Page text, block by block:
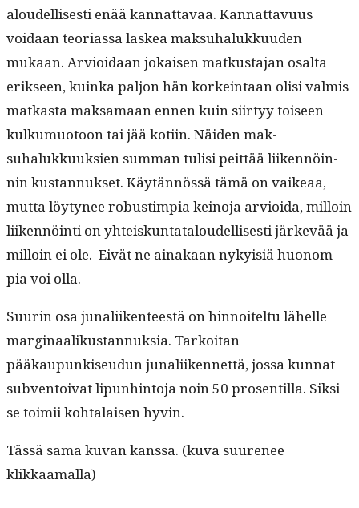
aloudel­lis­es­ti enää kan­nat­tavaa. Kan­nat­tavu­us
voidaan teo­ri­as­sa laskea mak­suhalukku­u­den
mukaan. Arvioidaan jokaisen matkus­ta­jan osalta
erik­seen, kuin­ka paljon hän korkein­taan olisi valmis
matkas­ta mak­samaan ennen kuin siir­tyy toiseen
kulku­muo­toon tai jää koti­in. Näi­den mak­
suhalukkuuk­sien sum­man tulisi peit­tää liiken­nöin­
nin kus­tan­nuk­set. Käytän­nössä tämä on vaikeaa,
mut­ta löy­tynee robustimpia keino­ja arvioi­da, mil­loin
liiken­nöin­ti on yhteiskun­tat­aloudel­lis­es­ti järkevää ja
mil­loin ei ole. Eivät ne ainakaan nyky­isiä huonom­
pia voi olla.
Suurin osa junali­iken­teestä on hin­noitel­tu lähelle
mar­gin­aa­likus­tan­nuk­sia. Tarkoi­tan
pääkaupunkiseudun junali­iken­net­tä, jos­sa kun­nat
sub­ven­toi­vat lipun­hin­to­ja noin 50 pros­en­til­la. Sik­si
se toimii kohta­laisen hyvin.
Tässä sama kuvan kanssa. (kuva suure­nee
klikkaamalla)